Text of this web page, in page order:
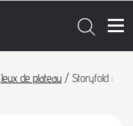
Jeux de plateau / Storyfold :